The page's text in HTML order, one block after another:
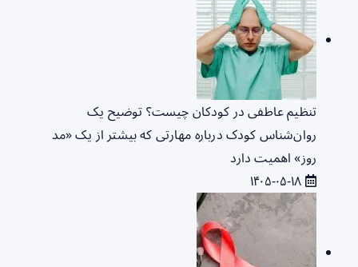
تنظیم عاطفی در کودکان چیست؟ توضیح یک
روان‌شناس کودک درباره مهارتی که بیشتر از یک «مد
روز» اهمیت دارد